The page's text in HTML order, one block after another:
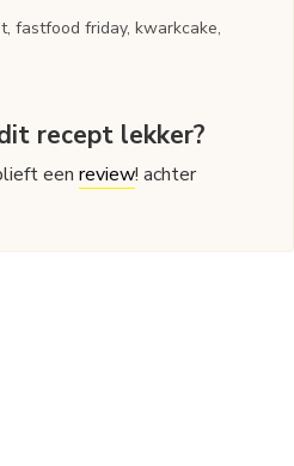
fastfood friday, kwarkcake,
recept lekker?
eenreview! achter